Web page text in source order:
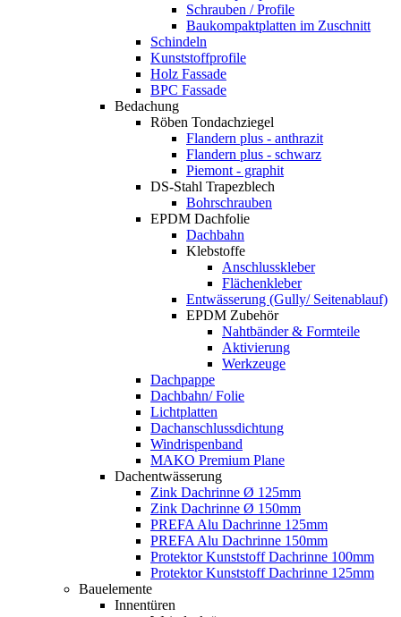
Schrauben / Profile
Baukompaktplatten im Zuschnitt
Schindeln
Kunststoffprofile
Holz Fassade
BPC Fassade
Bedachung
Röben Tondachziegel
Flandern plus - anthrazit
Flandern plus - schwarz
Piemont - graphit
DS-Stahl Trapezblech
Bohrschrauben
EPDM Dachfolie
Dachbahn
Klebstoffe
Anschlusskleber
Flächenkleber
Entwässerung (Gully/ Seitenablauf)
EPDM Zubehör
Nahtbänder & Formteile
Aktivierung
Werkzeuge
Dachpappe
Dachbahn/ Folie
Lichtplatten
Dachanschlussdichtung
Windrispenband
MAKO Premium Plane
Dachentwässerung
Zink Dachrinne Ø 125mm
Zink Dachrinne Ø 150mm
PREFA Alu Dachrinne 125mm
PREFA Alu Dachrinne 150mm
Protektor Kunststoff Dachrinne 100mm
Protektor Kunststoff Dachrinne 125mm
Bauelemente
Innentüren